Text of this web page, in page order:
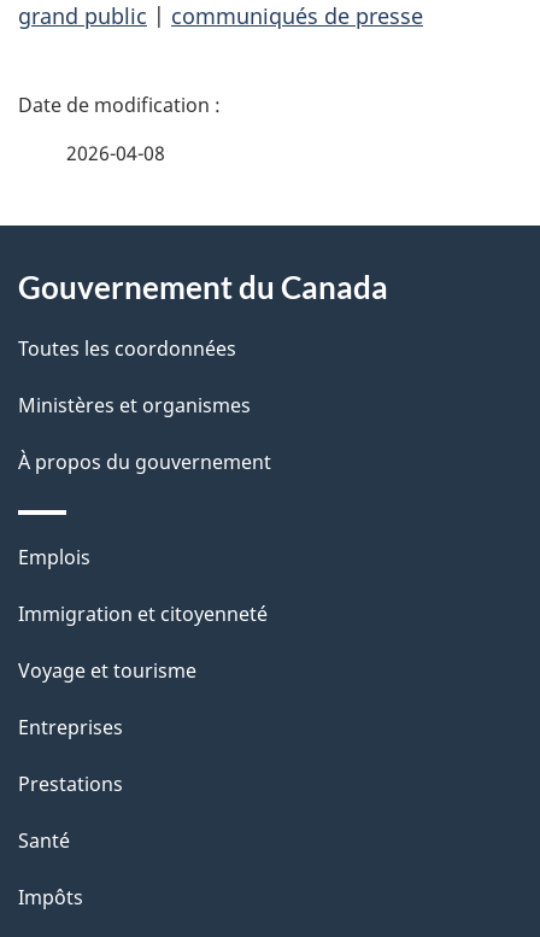
grand public | communiqués de presse
D
i
l
s
d
e
l
a
p
a
g
e
2026-04-08
propos
de
ce
site
Gouvernement du Canada
Toutes les coordonnées
Ministères et organismes
À propos du gouvernement
Thèmes
sujets
Emplois
Immigration et citoyenneté
Voyage et tourisme
Entreprises
Prestations
Santé
Impôts